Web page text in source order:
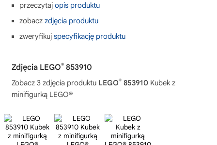
przeczytaj opis produktu
zobacz zdjęcia produktu
zweryfikuj specyfikację produktu
Zdjęcia LEGO® 853910
Zobacz 3 zdjęcia produktu LEGO® 853910 Kubek z
minifigurką LEGO®